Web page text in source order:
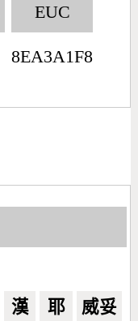
EUC
8EA3A1F8
漢 耶 威妥